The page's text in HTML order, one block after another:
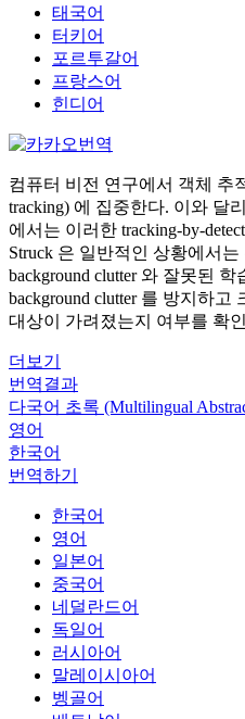
태국어
터키어
포르투갈어
프랑스어
힌디어
컴퓨터 비전 연구에서 객체 추
tracking) 에 집중한다. 이와 달
에서는 이러한 tracking-by-
Struck 은 일반적인 상황에서
background clutter 와 잘못된
background clutter 를 방지하
대상이 가려졌는지 여부를 확
더보기
번역결과
다국어 초록 (Multilingual
영어
한국어
번역하기
한국어
영어
일본어
중국어
네덜란드어
독일어
러시아어
말레이시아어
벵골어